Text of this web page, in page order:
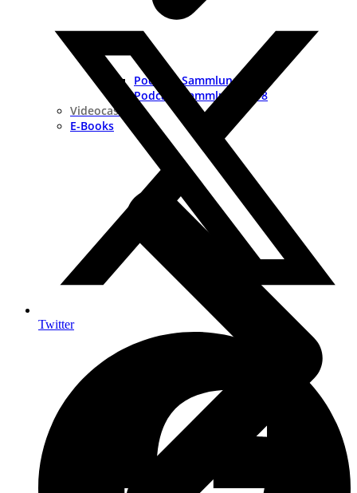
Podcast-Sammlung 2019
Podcast-Sammlung 2018
Videocast
E-Books
Twitter